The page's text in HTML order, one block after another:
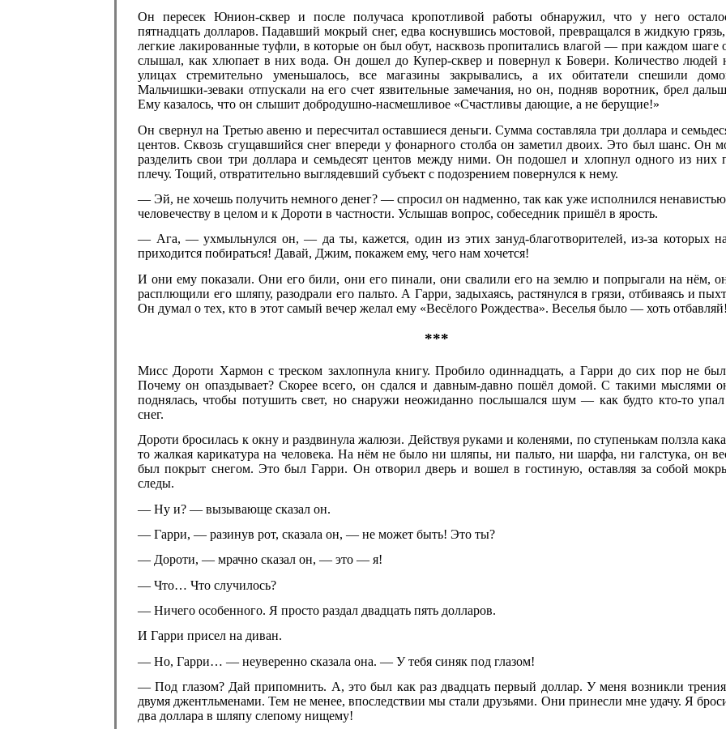
Он пересек Юнион-cквер и после получаса кропотливой работы обнаружил, что у него
пятнадцать долларов. Падавший мокрый снег, едва коснувшись мостовой, превращался в жидкую
легкие лакированные туфли, в которые он был обут, насквозь пропитались влагой — при каждом шаге
слышал, как хлюпает в них вода. Он дошел до Купер-сквер и повернул к Бовери. Количество людей
улицах стремительно уменьшалось, все магазины закрывались, а их обитатели спешили
Мальчишки-зеваки отпускали на его счет язвительные замечания, но он, подняв воротник, брел
Ему казалось, что он слышит добродушно-насмешливое «Счастливы дающие, а не берущие!»
Он свернул на Третью авеню и пересчитал оставшиеся деньги. Сумма составляла три доллара и
центов. Сквозь сгущавшийся снег впереди у фонарного столба он заметил двоих. Это был шанс. Он
разделить свои три доллара и семьдесят центов между ними. Он подошел и хлопнул одного из них
плечу. Тощий, отвратительно выглядевший субъект с подозрением повернулся к нему.
— Эй, не хочешь получить немного денег? — спросил он надменно, так как уже исполнился
человечеству в целом и к Дороти в частности. Услышав вопрос, собеседник пришёл в ярость.
— Ага, — ухмыльнулся он, — да ты, кажется, один из этих зануд-благотворителей, из-за которых
приходится побираться! Давай, Джим, покажем ему, чего нам хочется!
И они ему показали. Они его били, они его пинали, они свалили его на землю и попрыгали на нём,
расплющили его шляпу, разодрали его пальто. А Гарри, задыхаясь, растянулся в грязи, отбиваясь и
Он думал о тех, кто в этот самый вечер желал ему «Весёлого Рождества». Веселья было — хоть отбавляй!
***
Мисс Дороти Хармон с треском захлопнула книгу. Пробило одиннадцать, а Гарри до сих пор не
Почему он опаздывает? Скорее всего, он сдался и давным-давно пошёл домой. С такими мыслями
поднялась, чтобы потушить свет, но снаружи неожиданно послышался шум — как будто кто-то
снег.
Дороти бросилась к окну и раздвинула жалюзи. Действуя руками и коленями, по ступенькам ползла
то жалкая карикатура на человека. На нём не было ни шляпы, ни пальто, ни шарфа, ни галстука, он
был покрыт снегом. Это был Гарри. Он отворил дверь и вошел в гостиную, оставляя за собой
следы.
— Ну и? — вызывающе сказал он.
— Гарри, — разинув рот, сказала он, — не может быть! Это ты?
— Дороти, — мрачно сказал он, — это — я!
— Что… Что случилось?
— Ничего особенного. Я просто раздал двадцать пять долларов.
И Гарри присел на диван.
— Но, Гарри… — неуверенно сказала она. — У тебя синяк под глазом!
— Под глазом? Дай припомнить. А, это был как раз двадцать первый доллар. У меня возникли
двумя джентльменами. Тем не менее, впоследствии мы стали друзьями. Они принесли мне удачу. Я
два доллара в шляпу слепому нищему!